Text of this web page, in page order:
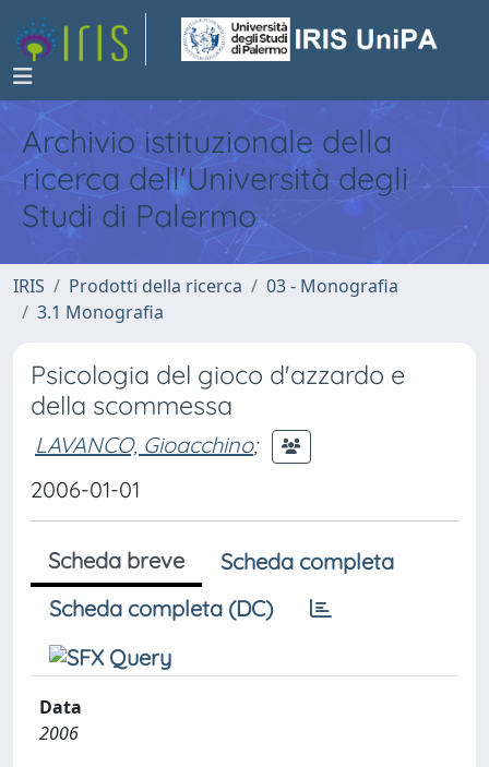
Archivio istituzionale della
ricerca dell'Università degli
Studi di Palermo
IRIS Prodotti della ricerca
03 - Monografia
3.1 Monografia
Psicologia del gioco d'azzardo e
della scommessa
LAVANCO, Gioacchino;
2006-01-01
Scheda breve
Scheda completa
Scheda completa (DC)
Data
2006